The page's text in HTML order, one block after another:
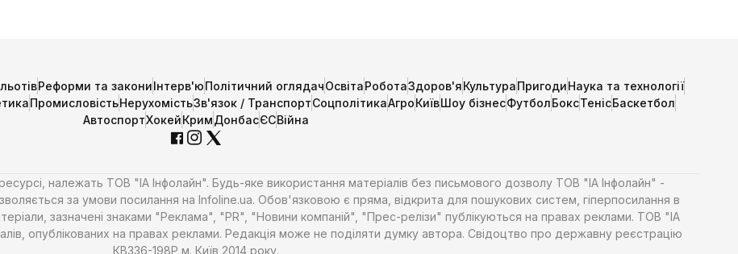
Реформи та закониІнтерв'юПолітичний оглядачОсвітаРоботаЗдоров'яКультураПригодиНаука та технології
ПромисловістьНерухомістьЗв'язок / ТранспортСоцполітикаАгроКиївШоу бізнесФутболБоксТенісБаскетбол
АвтоспортХокейКримДонбасЄСВійна
належать ТОВ "ІА Інфолайн". Будь-яке використання матеріалів без письмового дозволу ТОВ "ІА Інфолайн" -
за умови посилання на Infoline.ua. Обов'язковою є пряма, відкрита для пошукових систем, гіперпосилання в
зазначені знаками "Реклама", "PR", "Новини компаній", "Прес-релізи" публікуються на правах реклами. ТОВ "ІА
опублікованих на правах реклами. Редакція може не поділяти думку автора. Свідоцтво про державну реєстрацію
КВ336-198Р м. Київ 2014 року.